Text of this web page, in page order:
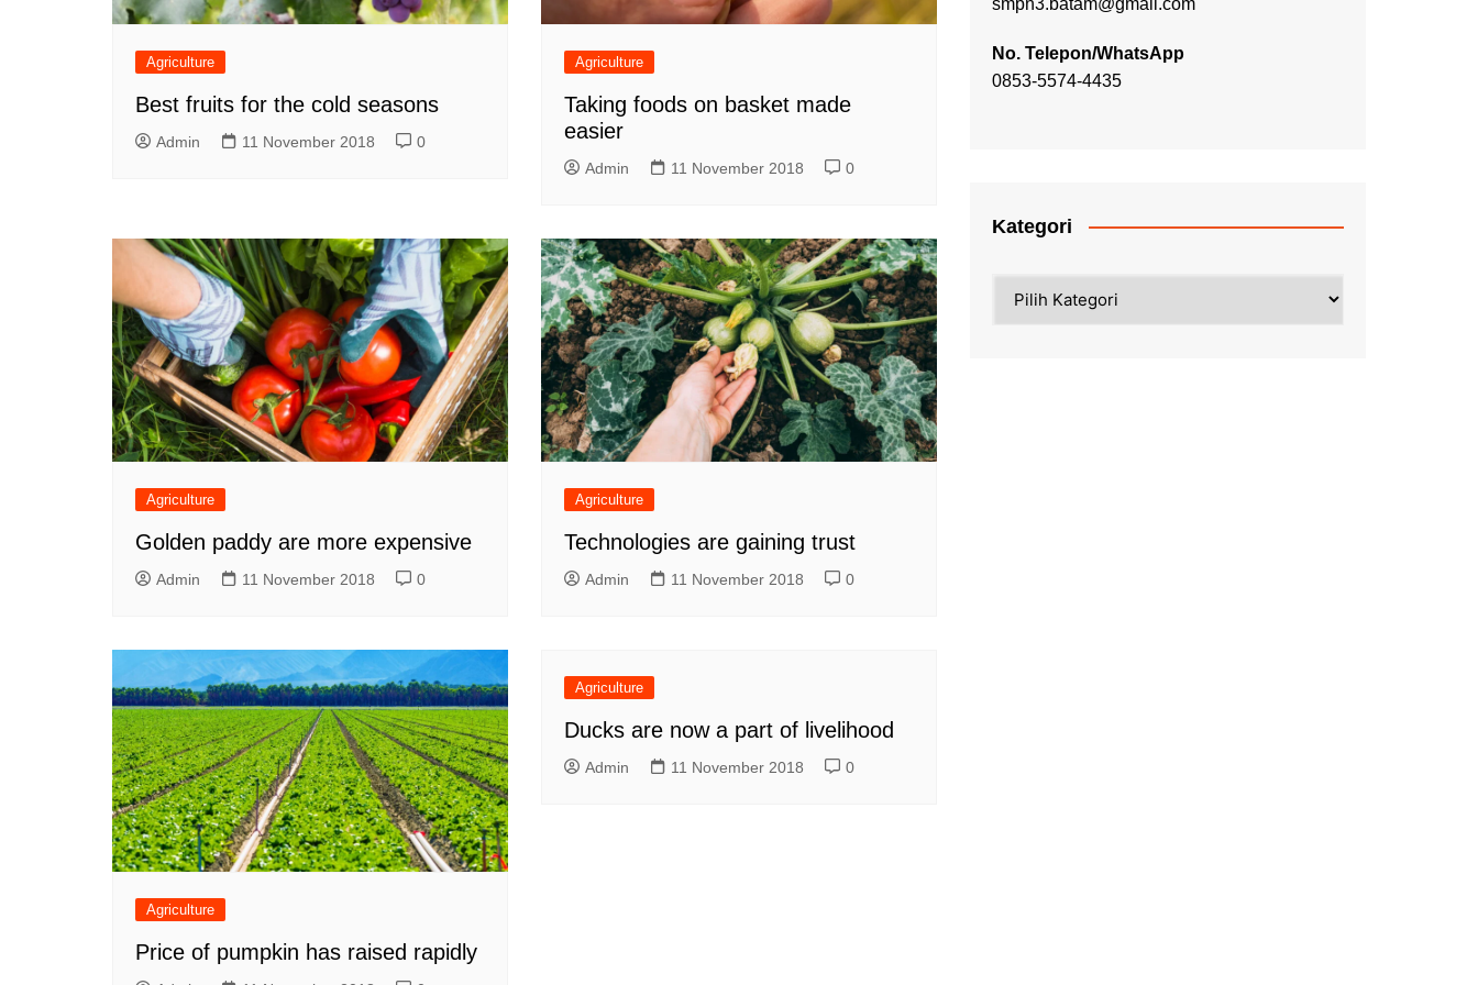
Agriculture
Best fruits for the cold seasons
Admin 11 November 2018 0
Agriculture
Taking foods on basket made
easier
Admin 11 November 2018 0
Agriculture
Golden paddy are more expensive
Admin 11 November 2018 0
Agriculture
Technologies are gaining trust
Admin 11 November 2018 0
Agriculture
Price of pumpkin has raised rapidly
Agriculture
Ducks are now a part of livelihood
Admin 11 November 2018 0
No. Telepon/WhatsApp
0853-5574-4435
Kategori